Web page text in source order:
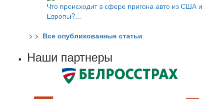
Что происходит в сфере пригона авто из США и
Европы?...
> > Все опубликованные статьи
Наши партнеры